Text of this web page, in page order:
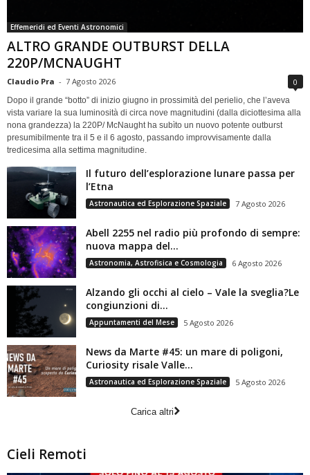
Effemeridi ed Eventi Astronomici
ALTRO GRANDE OUTBURST DELLA
220P/MCNAUGHT
Claudio Pra - 7 Agosto 2026 0
Dopo il grande “botto” di inizio giugno in prossimità del perielio, che l’aveva
vista variare la sua luminosità di circa nove magnitudini (dalla diciottesima alla
nona grandezza) la 220P/ McNaught ha subìto un nuovo potente outburst
presumibilmente tra il 5 e il 6 agosto, passando improvvisamente dalla
tredicesima alla settima magnitudine.
Il futuro dell’esplorazione lunare passa per
l’Etna
Astronautica ed Esplorazione Spaziale 7 Agosto 2026
Abell 2255 nel radio più profondo di sempre:
nuova mappa del...
Astronomia, Astrofisica e Cosmologia 6 Agosto 2026
Alzando gli occhi al cielo – Vale la sveglia?Le
congiunzioni di...
Appuntamenti del Mese 5 Agosto 2026
News da Marte #45: un mare di poligoni,
Curiosity risale Valle...
Astronautica ed Esplorazione Spaziale 5 Agosto 2026
Carica altri
Cieli Remoti